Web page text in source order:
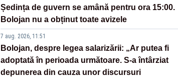
Ședința de guvern se amână pentru ora 15:00.
Bolojan nu a obținut toate avizele
7 aug. 2026, 11:51
Bolojan, despre legea salarizării: „Ar putea fi
adoptată în perioada următoare. S-a întârziat
depunerea din cauza unor discursuri